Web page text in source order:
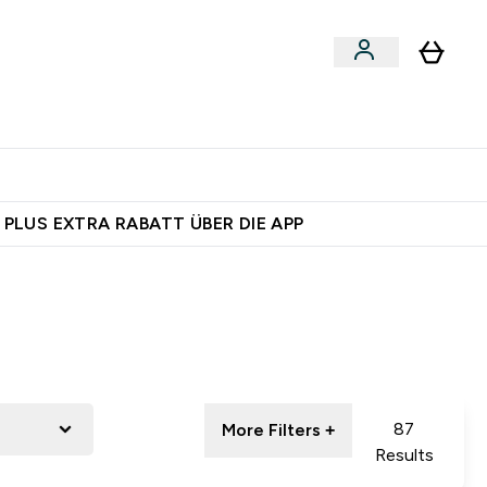
EXTRA RABATT ÜBER DIE APP
More Filters +
87
Results